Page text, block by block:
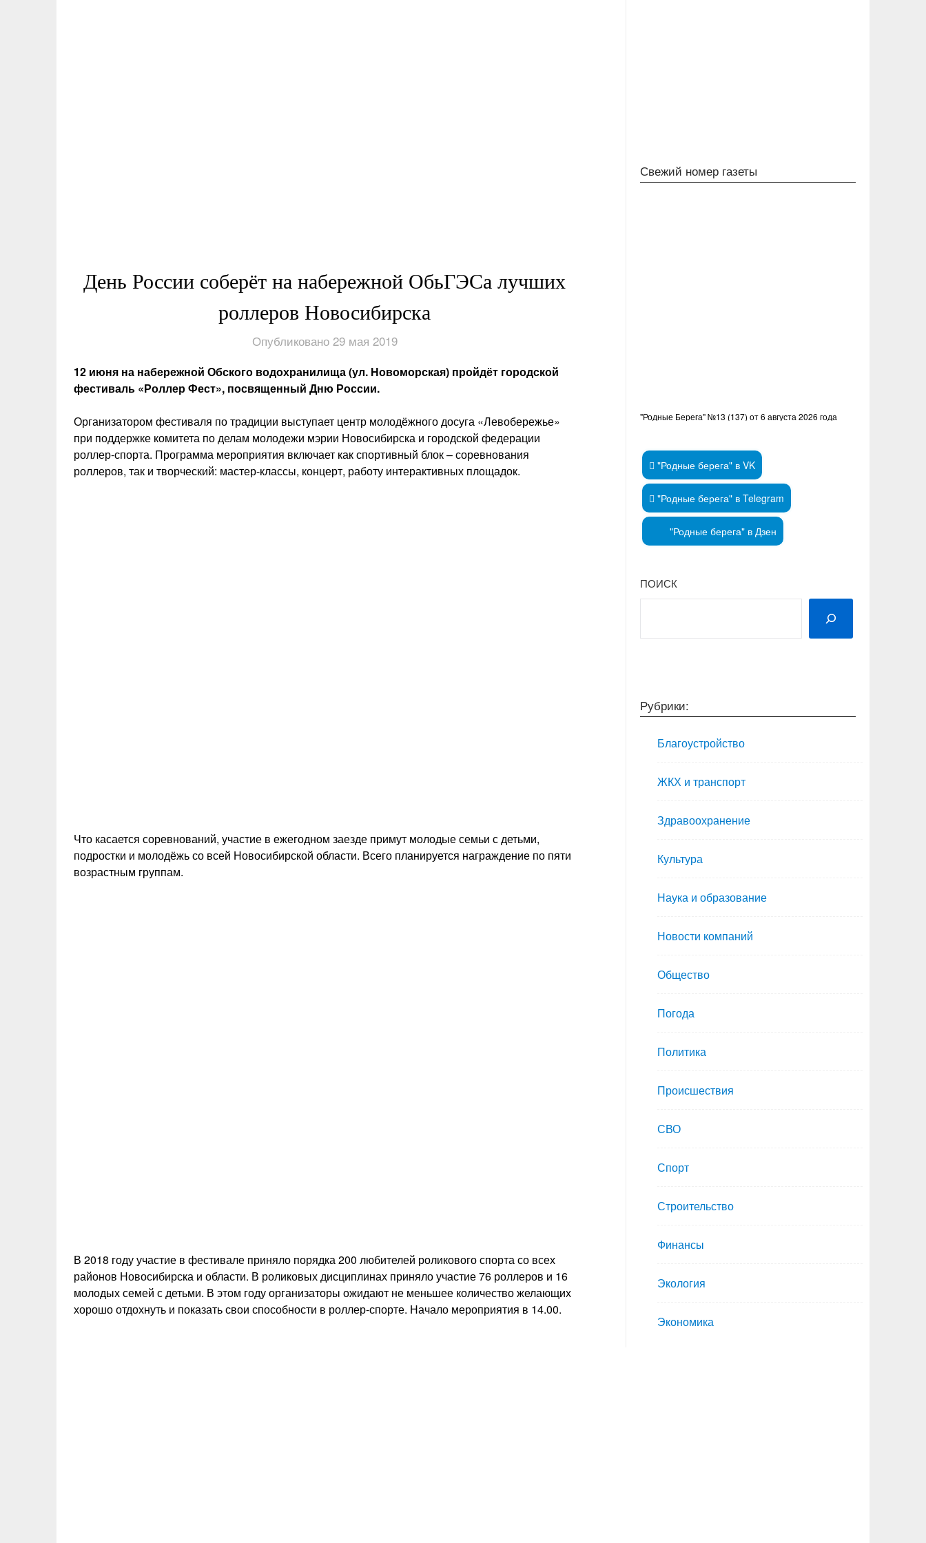
День России соберёт на набережной ОбьГЭСа лучших
роллеров Новосибирска
Опубликовано 29 мая 2019
12 июня на набережной Обского водохранилища (ул. Новоморская) пройдёт городской
фестиваль «Роллер Фест», посвященный Дню России.
Организатором фестиваля по традиции выступает центр молодёжного досуга «Левобережье»
при поддержке комитета по делам молодежи мэрии Новосибирска и городской федерации
роллер-спорта. Программа мероприятия включает как спортивный блок – соревнования
роллеров, так и творческий: мастер-классы, концерт, работу интерактивных площадок.
Что касается соревнований, участие в ежегодном заезде примут молодые семьи с детьми,
подростки и молодёжь со всей Новосибирской области. Всего планируется награждение по пяти
возрастным группам.
В 2018 году участие в фестивале приняло порядка 200 любителей роликового спорта со всех
районов Новосибирска и области. В роликовых дисциплинах приняло участие 76 роллеров и 16
молодых семей с детьми. В этом году организаторы ожидают не меньшее количество желающих
хорошо отдохнуть и показать свои способности в роллер-спорте. Начало мероприятия в 14.00.
Свежий номер газеты
"Родные Берега" №13 (137) от 6 августа 2026 года
"Родные берега" в VK
"Родные берега" в Telegram
"Родные берега" в Дзен
ПОИСК
Рубрики:
Благоустройство
ЖКХ и транспорт
Здравоохранение
Культура
Наука и образование
Новости компаний
Общество
Погода
Политика
Происшествия
СВО
Спорт
Строительство
Финансы
Экология
Экономика